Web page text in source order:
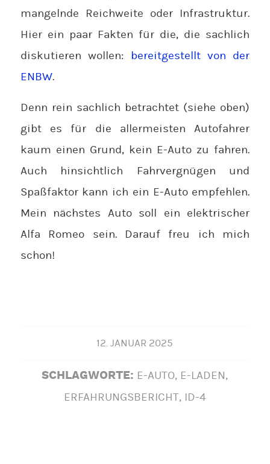
mangelnde Reichweite oder Infrastruktur.
Hier ein paar Fakten für die, die sachlich
diskutieren wollen:
bereitgestellt von der
ENBW.
Denn rein sachlich betrachtet (siehe oben)
gibt es für die allermeisten Autofahrer
kaum einen Grund, kein E-Auto zu fahren.
Auch hinsichtlich Fahrvergnügen und
Spaßfaktor kann ich ein E-Auto empfehlen.
Mein nächstes Auto soll ein elektrischer
Alfa Romeo sein. Darauf freu ich mich
schon!
12. JANUAR 2025
SCHLAGWORTE: E-AUTO, E-LADEN,
ERFAHRUNGSBERICHT, ID-4